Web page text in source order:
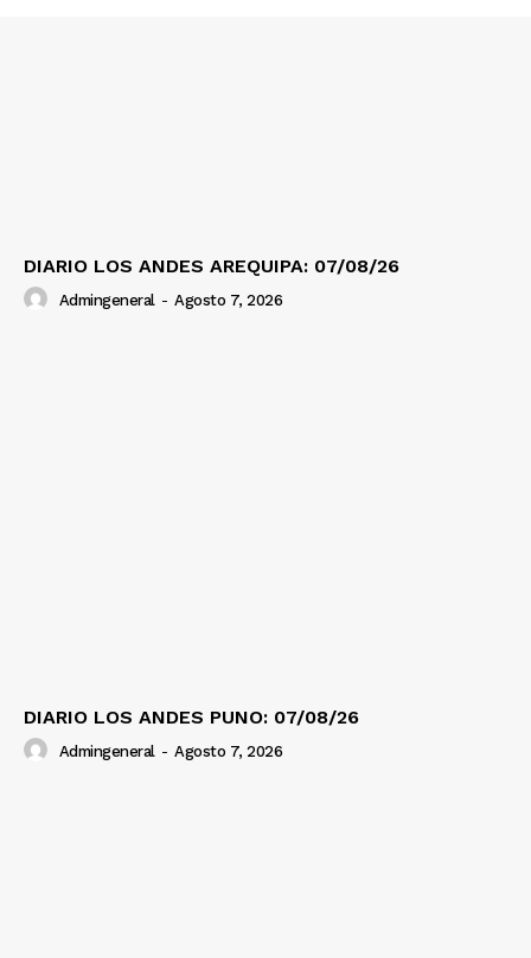
DIARIO LOS ANDES AREQUIPA: 07/08/26
Admingeneral - Agosto 7, 2026
DIARIO LOS ANDES PUNO: 07/08/26
Admingeneral - Agosto 7, 2026